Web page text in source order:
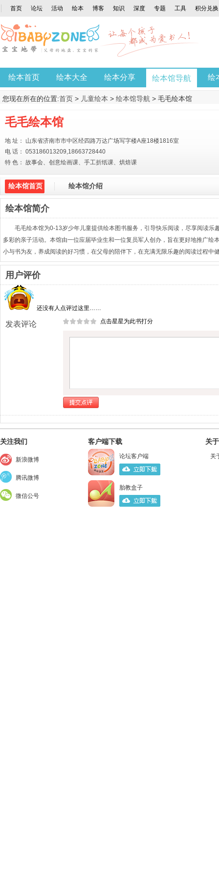
首页 论坛 活动 绘本 博客 知识 深度 专题 工具 积分兑换
绘本首页 绘本大全 绘本分享 绘本馆导航 绘
您现在所在的位置:首页 > 儿童绘本 > 绘本馆导航 > 毛毛绘本馆
毛毛绘本馆
地 址： 山东省济南市市中区经四路万达广场写字楼A座18楼1816室
电 话： 053186013209,18663728440
特 色： 故事会、创意绘画课、手工折纸课、烘焙课
绘本馆首页 绘本馆介绍
绘本馆简介
毛毛绘本馆为0-13岁少年儿童提供绘本图书服务，引导快乐阅读，尽享阅读乐
多彩的亲子活动。本馆由一位应届毕业生和一位复员军人创办，旨在更好地推广绘
小与书为友，养成阅读的好习惯，在父母的陪伴下，在充满无限乐趣的阅读过程中
用户评价
还没有人点评过这里……
发表评论 点击星星为此书打分
关注我们
新浪微博
腾讯微博
微信公号
客户端下载
论坛客户端
胎教盒子
关
关